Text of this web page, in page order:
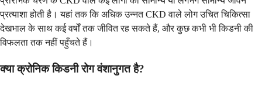
प्रत्याशा होती है। यहां तक कि अधिक उन्नत CKD वाले लोग उचित चिकित्सा
देखभाल के साथ कई वर्षों तक जीवित रह सकते हैं, और कुछ कभी भी किडनी की
विफलता तक नहीं पहुँचते हैं।
क्या क्रोनिक किडनी रोग वंशानुगत है?